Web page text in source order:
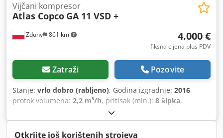
Zduny 861 km
Vijčani kompresor
Atlas Copco GA 11 VSD +
4.000 €
fiksna cijena plus PDV
Zatraži Pozovite
Stanje: vrlo dobro (rabljeno), Godina izgradnje: 2016,
protok volumena: 2,2 m³/h, pritisak (min.): 8 šipka,
Otkrijte još korištenih strojeva